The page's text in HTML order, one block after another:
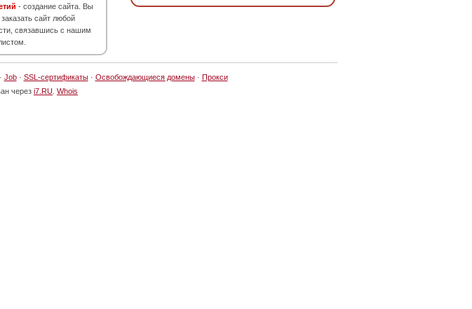
- создание сайта. Вы
сайт любой
связавшись с нашим
Job· SSL-сертификаты· Освобождающиеся домены· Прокси
через i7.RU Whois